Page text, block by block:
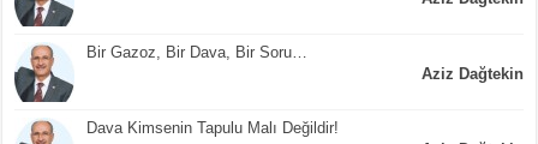
Bir Gazoz, Bir Dava, Bir Soru…
Aziz Dağtekin
Dava Kimsenin Tapulu Malı Değildir!